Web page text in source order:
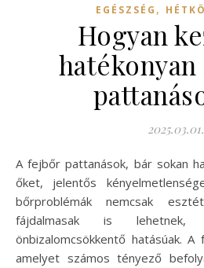
EGÉSZSÉG ,
Hogyan
2025.03.01.
A fejbőr pattanások, bár sokan hajlamosak elbagatellizálni
őket, jelentős
bőrproblémák nemcsak
fájdalmasak is
önbizalomcsökkentő hatásúak.
amelyet számos tényező